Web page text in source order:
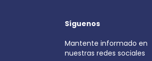
Síguenos
Mantente informado en
nuestras redes sociales